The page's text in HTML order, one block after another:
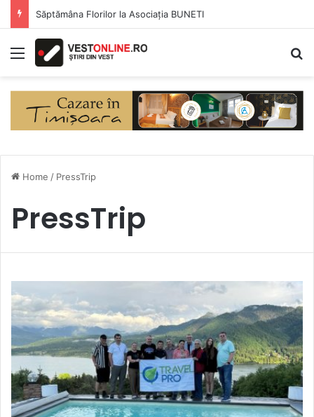
Săptămâna Florilor la Asociația BUNETI
Menu
Home / PressTrip
PressTrip